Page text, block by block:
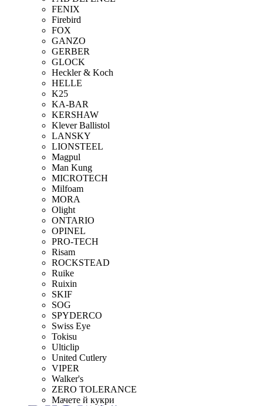
FENIX
Firebird
FOX
GANZO
GERBER
GLOCK
Heckler & Koch
HELLE
K25
KA-BAR
KERSHAW
Klever Ballistol
LANSKY
LIONSTEEL
Magpul
Man Kung
MICROTECH
Milfoam
MORA
Olight
ONTARIO
OPINEL
PRO-TECH
Risam
ROCKSTEAD
Ruike
Ruixin
SKIF
SOG
SPYDERCO
Swiss Eye
Tokisu
Ulticlip
United Cutlery
VIPER
Walker's
ZERO TOLERANCE
Мачете й кукри